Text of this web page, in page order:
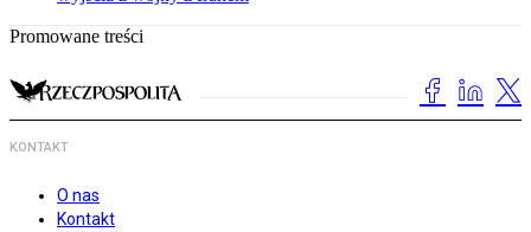
Promowane treści
KONTAKT
O nas
Kontakt